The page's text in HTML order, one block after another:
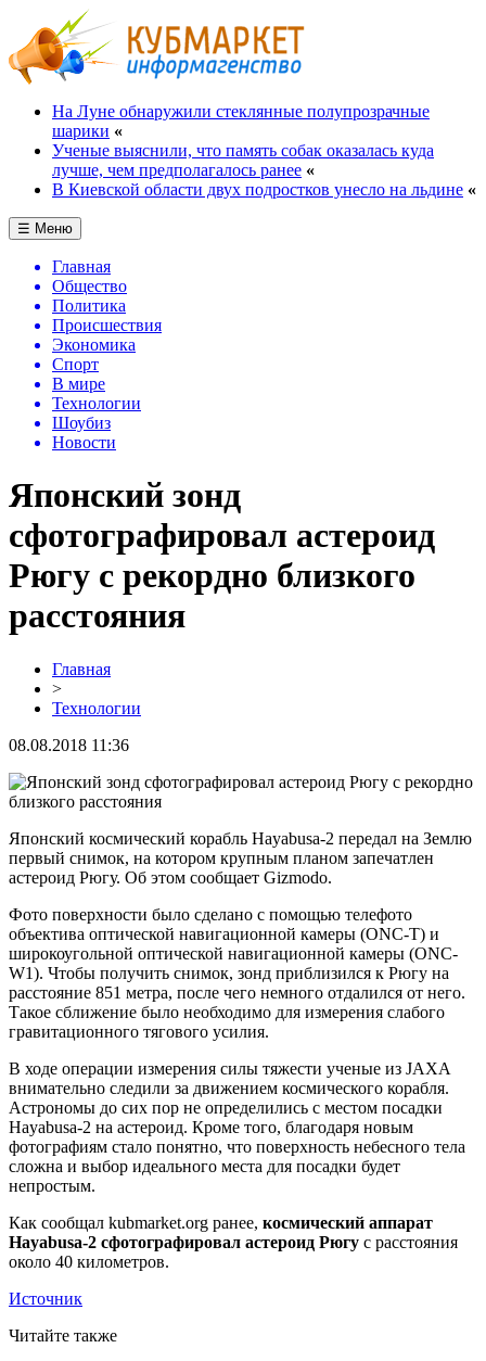
На Луне обнаружили стеклянные полупрозрачные
шарики «
Ученые выяснили, что память собак оказалась куда
лучше, чем предполагалось ранее «
В Киевской области двух подростков унесло на льдине «
☰ Меню
Главная
Общество
Политика
Происшествия
Экономика
Спорт
В мире
Технологии
Шоубиз
Новости
Японский зонд
сфотографировал астероид
Рюгу с рекордно близкого
расстояния
Главная
>
Технологии
08.08.2018 11:36
Японский космический корабль Hayabusa-2 передал на Землю
первый снимок, на котором крупным планом запечатлен
астероид Рюгу. Об этом сообщает Gizmodo.
Фото поверхности было сделано с помощью телефото
объектива оптической навигационной камеры (ONC-T) и
широкоугольной оптической навигационной камеры (ONC-
W1). Чтобы получить снимок, зонд приблизился к Рюгу на
расстояние 851 метра, после чего немного отдалился от него.
Такое сближение было необходимо для измерения слабого
гравитационного тягового усилия.
В ходе операции измерения силы тяжести ученые из JAXA
внимательно следили за движением космического корабля.
Астрономы до сих пор не определились с местом посадки
Hayabusa-2 на астероид. Кроме того, благодаря новым
фотографиям стало понятно, что поверхность небесного тела
сложна и выбор идеального места для посадки будет
непростым.
Как сообщал kubmarket.org ранее, космический аппарат
Hayabusa-2 сфотографировал астероид Рюгу с расстояния
около 40 километров.
Источник
Читайте также